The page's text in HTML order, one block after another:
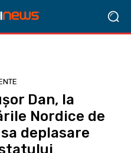
Dan, la
Nordice de
deplasare